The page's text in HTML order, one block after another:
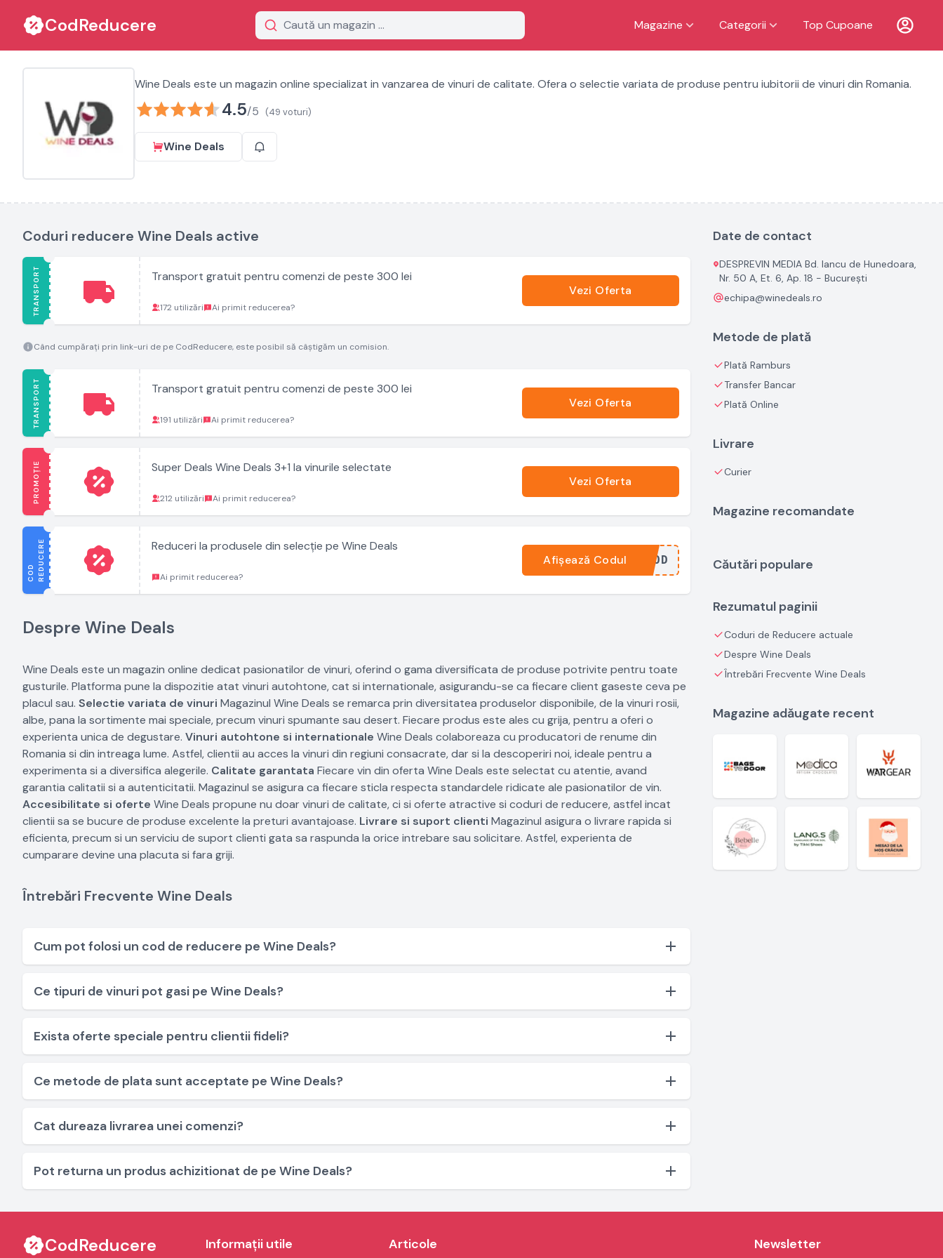
CodReducere Magazine Categorii Top Cupoane
Wine Deals este un magazin online specializat in vanzarea de vinuri de calitate. Ofera o selectie variata de produse pentru iubitorii de vinuri din Romania.
4.5/5 (49 voturi)
Wine Deals
Coduri reducere Wine Deals active
TRANSPORT Transport gratuit pentru comenzi de peste 300 lei
172 utilizări Ai primit reducerea?
Vezi Oferta
Când cumpărați prin link-uri de pe CodReducere, este posibil să câștigăm un comision.
TRANSPORT Transport gratuit pentru comenzi de peste 300 lei
191 utilizări Ai primit reducerea?
Vezi Oferta
PROMOȚIE Super Deals Wine Deals 3+1 la vinurile selectate
212 utilizări Ai primit reducerea?
Vezi Oferta
C
O
D
R
E
D
U
C
E
R E Reduceri la produsele din selecție pe Wine Deals
Ai primit reducerea?
...COD
Afișează Codul
Despre Wine Deals
Wine Deals este un magazin online dedicat pasionatilor de vinuri, oferind o gama diversificata de produse potrivite pentru toate
gusturile. Platforma pune la dispozitie atat vinuri autohtone, cat si internationale, asigurandu-se ca fiecare client gaseste ceva pe
placul sau. Selectie variata de vinuri Magazinul Wine Deals se remarca prin diversitatea produselor disponibile, de la vinuri rosii,
albe, pana la sortimente mai speciale, precum vinuri spumante sau desert. Fiecare produs este ales cu grija, pentru a oferi o
experienta unica de degustare. Vinuri autohtone si internationale Wine Deals colaboreaza cu producatori de renume din
Romania si din intreaga lume. Astfel, clientii au acces la vinuri din regiuni consacrate, dar si la descoperiri noi, ideale pentru a
experimenta si a diversifica alegerile. Calitate garantata Fiecare vin din oferta Wine Deals este selectat cu atentie, avand
garantia calitatii si a autenticitatii. Magazinul se asigura ca fiecare sticla respecta standardele ridicate ale pasionatilor de vin.
Accesibilitate si oferte Wine Deals propune nu doar vinuri de calitate, ci si oferte atractive si coduri de reducere, astfel incat
clientii sa se bucure de produse excelente la preturi avantajoase. Livrare si suport clienti Magazinul asigura o livrare rapida si
eficienta, precum si un serviciu de suport clienti gata sa raspunda la orice intrebare sau solicitare. Astfel, experienta de
cumparare devine una placuta si fara griji.
Întrebări Frecvente Wine Deals
Cum pot folosi un cod de reducere pe Wine Deals?
Ce tipuri de vinuri pot gasi pe Wine Deals?
Exista oferte speciale pentru clientii fideli?
Ce metode de plata sunt acceptate pe Wine Deals?
Cat dureaza livrarea unei comenzi?
Pot returna un produs achizitionat de pe Wine Deals?
Date de contact
DESPREVIN MEDIA Bd. Iancu de Hunedoara,
Nr. 50 A, Et. 6, Ap. 18 - București
echipa@winedeals.ro
Metode de plată
Plată Ramburs
Transfer Bancar
Plată Online
Livrare
Curier
Magazine recomandate
Căutări populare
Rezumatul paginii
Coduri de Reducere actuale
Despre Wine Deals
Întrebări Frecvente Wine Deals
Magazine adăugate recent
CodReducere Informații utile Articole Newsletter